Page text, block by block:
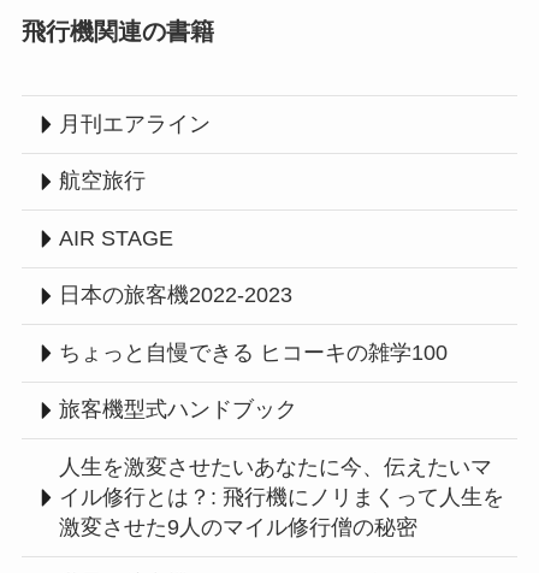
飛行機関連の書籍
月刊エアライン
航空旅行
AIR STAGE
日本の旅客機2022-2023
ちょっと自慢できる ヒコーキの雑学100
旅客機型式ハンドブック
人生を激変させたいあなたに今、伝えたいマ
イル修行とは？: 飛行機にノリまくって人生を
激変させた9人のマイル修行僧の秘密